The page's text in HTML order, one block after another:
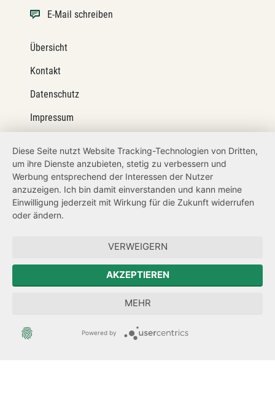
E-Mail schreiben
Übersicht
Kontakt
Datenschutz
Impressum
Netiquette
Transparenzanspruch
Hinweisgeberschutz
Forum Mitteleuropa
Der Sächsische Integrationsbeauftragte
Sächsische Landesbeauftragte zur Aufarbeitung der SED-
Diese Seite nutzt Website Tracking-Technologien von Dritten,
um ihre Dienste anzubieten, stetig zu verbessern und
Werbung entsprechend der Interessen der Nutzer
anzuzeigen. Ich bin damit einverstanden und kann meine
Einwilligung jederzeit mit Wirkung für die Zukunft widerrufen
oder ändern.
VERWEIGERN
AKZEPTIEREN
MEHR
Powered by